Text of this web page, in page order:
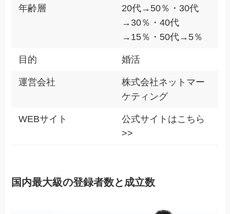
年齢層
20代→50％・30代
→30％・40代
→15％・50代→5％
目的 婚活
運営会社
株式会社ネットマー
ケティング
WEBサイト
公式サイトはこちら
>>
国内最大級の登録者数と成立数